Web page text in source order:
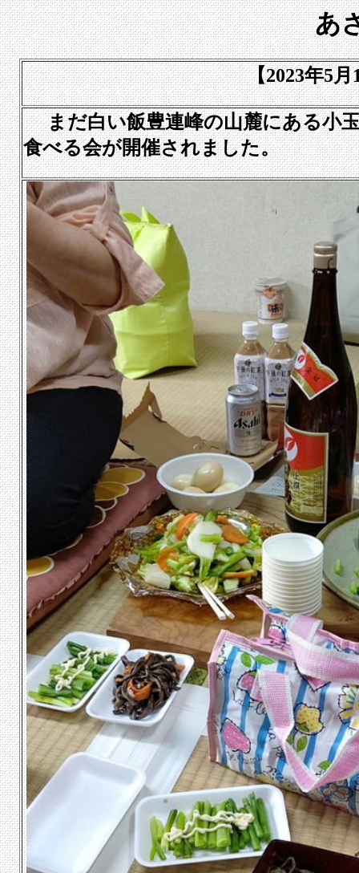
あ
【2023年5
まだ白い飯豊連峰の山麓にある小玉
食べる会が開催されました。